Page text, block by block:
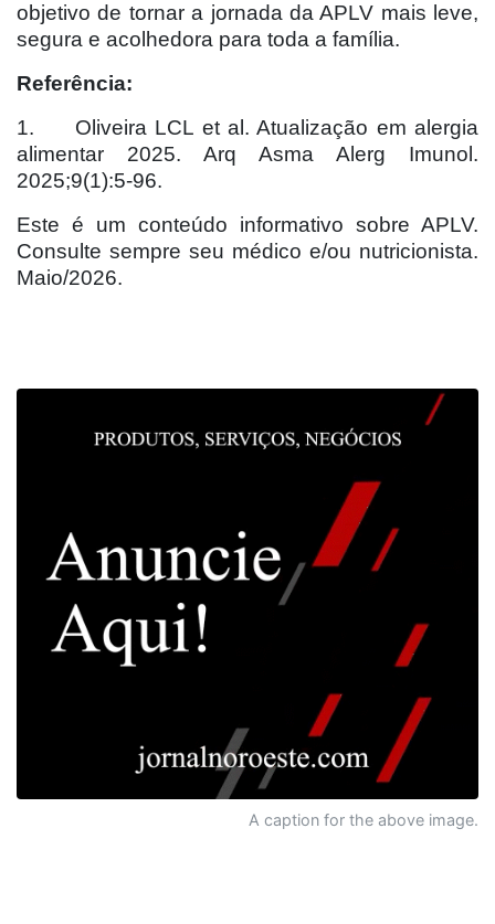
objetivo de tornar a jornada da APLV mais leve,
segura e acolhedora para toda a família.
Referência:
1.
Oliveira LCL et al. Atualização em alergia
alimentar 2025. Arq Asma Alerg Imunol.
2025;9(1):5-96.
Este é um conteúdo informativo sobre APLV.
Consulte sempre seu médico e/ou nutricionista.
Maio/2026.
A caption for the above image.